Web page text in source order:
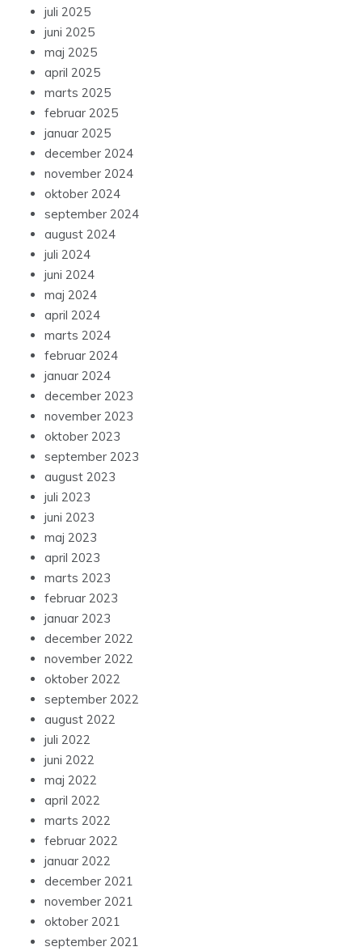
juli 2025
juni 2025
maj 2025
april 2025
marts 2025
februar 2025
januar 2025
december 2024
november 2024
oktober 2024
september 2024
august 2024
juli 2024
juni 2024
maj 2024
april 2024
marts 2024
februar 2024
januar 2024
december 2023
november 2023
oktober 2023
september 2023
august 2023
juli 2023
juni 2023
maj 2023
april 2023
marts 2023
februar 2023
januar 2023
december 2022
november 2022
oktober 2022
september 2022
august 2022
juli 2022
juni 2022
maj 2022
april 2022
marts 2022
februar 2022
januar 2022
december 2021
november 2021
oktober 2021
september 2021